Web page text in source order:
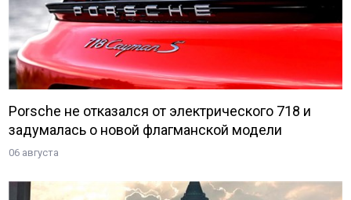
Porsche не отказался от электрического 718 и
задумалась о новой флагманской модели
06 августа